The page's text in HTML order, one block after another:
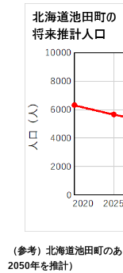
（参考）北海道池田町の
2050年を推計）